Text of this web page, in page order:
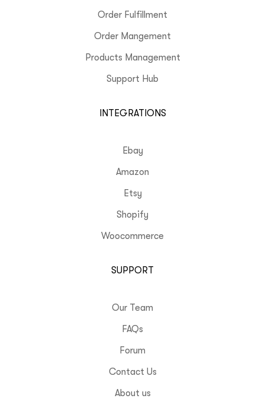
Order Fulfillment
Order Mangement
Products Management
Support Hub
INTEGRATIONS
Ebay
Amazon
Etsy
Shopify
Woocommerce
SUPPORT
Our Team
FAQs
Forum
Contact Us
About us